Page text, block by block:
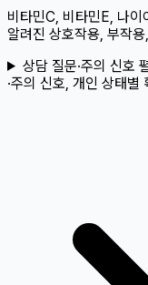
비타민C, 비타민E, 나
알려진 상호작용, 부작
상담 질문·주의 신호
·주의 신호, 개인 상태